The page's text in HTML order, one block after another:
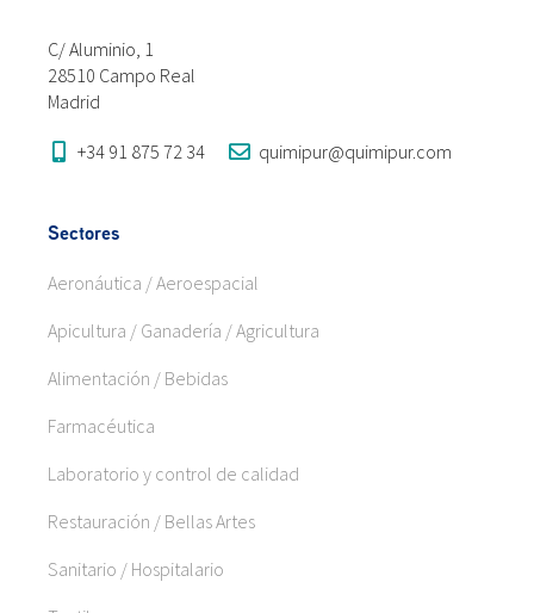
C/ Aluminio, 1
28510 Campo Real
Madrid
+34 91 875 72 34 quimipur@quimipur.com
Sectores
Aeronáutica / Aeroespacial
Apicultura / Ganadería / Agricultura
Alimentación / Bebidas
Farmacéutica
Laboratorio y control de calidad
Restauración / Bellas Artes
Sanitario / Hospitalario